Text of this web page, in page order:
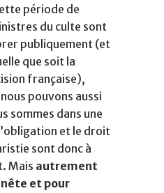
période de
du culte sont
publiquement (et
que soit la
française),
pouvons aussi
sommes dans une
et le droit
sont donc à
Mais autrement
et pour